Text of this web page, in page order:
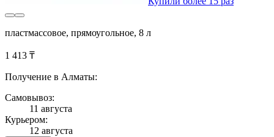
пластмассовое, прямоугольное, 8 л
1 413 ₸
Получение в Алматы:
Самовывоз:
11 августа
Курьером:
12 августа